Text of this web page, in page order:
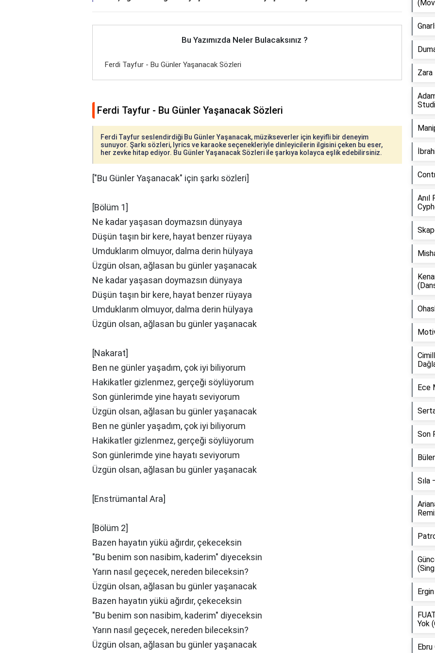
Bu Yazımızda Neler Bulacaksınız ?
Ferdi Tayfur - Bu Günler Yaşanacak Sözleri
Ferdi Tayfur - Bu Günler Yaşanacak Sözleri
Ferdi Tayfur seslendirdiği Bu Günler Yaşanacak, müzikseverler için keyifli bir deneyim
sunuyor. Şarkı sözleri, lyrics ve karaoke seçenekleriyle dinleyicilerin ilgisini çeken bu eser,
her zevke hitap ediyor. Bu Günler Yaşanacak Sözleri ile şarkıya kolayca eşlik edebilirsiniz.
["Bu Günler Yaşanacak" için şarkı sözleri]
[Bölüm 1]
Ne kadar yaşasan doymazsın dünyaya
Düşün taşın bir kere, hayat benzer rüyaya
Umduklarım olmuyor, dalma derin hülyaya
Üzgün olsan, ağlasan bu günler yaşanacak
Ne kadar yaşasan doymazsın dünyaya
Düşün taşın bir kere, hayat benzer rüyaya
Umduklarım olmuyor, dalma derin hülyaya
Üzgün olsan, ağlasan bu günler yaşanacak
[Nakarat]
Ben ne günler yaşadım, çok iyi biliyorum
Hakikatler gizlenmez, gerçeği söylüyorum
Son günlerimde yine hayatı seviyorum
Üzgün olsan, ağlasan bu günler yaşanacak
Ben ne günler yaşadım, çok iyi biliyorum
Hakikatler gizlenmez, gerçeği söylüyorum
Son günlerimde yine hayatı seviyorum
Üzgün olsan, ağlasan bu günler yaşanacak
[Enstrümantal Ara]
[Bölüm 2]
Bazen hayatın yükü ağırdır, çekeceksin
"Bu benim son nasibim, kaderim" diyeceksin
Yarın nasıl geçecek, nereden bileceksin?
Üzgün olsan, ağlasan bu günler yaşanacak
Bazen hayatın yükü ağırdır, çekeceksin
"Bu benim son nasibim, kaderim" diyeceksin
Yarın nasıl geçecek, nereden bileceksin?
Üzgün olsan, ağlasan bu günler yaşanacak
Zara
Anıl
Ece
Son
Sıla
Yok